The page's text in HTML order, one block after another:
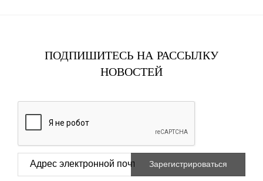
ПОДПИШИТЕСЬ НА РАССЫЛКУ
НОВОСТЕЙ